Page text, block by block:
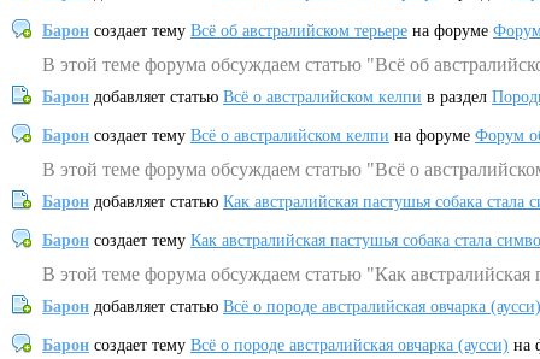
Барон создает тему Всё об австралийском терьере на форуме
В этой теме форума обсуждаем статью "Всё об
Барон добавляет статью Всё о австралийском келпи в раздел
Барон создает тему Всё о австралийском келпи на форуме Форум
В этой теме форума обсуждаем статью "Всё о
Барон добавляет статью Как австралийская пастушья собака
Барон создает тему Как австралийская пастушья собака стала
В этой теме форума обсуждаем статью "Как
Барон добавляет статью Всё о породе австралийская овчарка (аусси)
Барон создает тему Всё о породе австралийская овчарка (аусси) на